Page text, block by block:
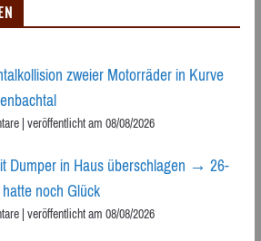
zweier Motorräder in Kurve
|veröffentlicht am 08/08/2026
Dumper in Haus überschlagen → 26-
noch Glück
|veröffentlicht am 08/08/2026